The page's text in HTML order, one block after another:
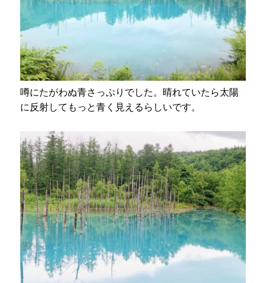
噂にたがわぬ青さっぷりでした。晴れていたら太陽
に反射してもっと青く見えるらしいです。